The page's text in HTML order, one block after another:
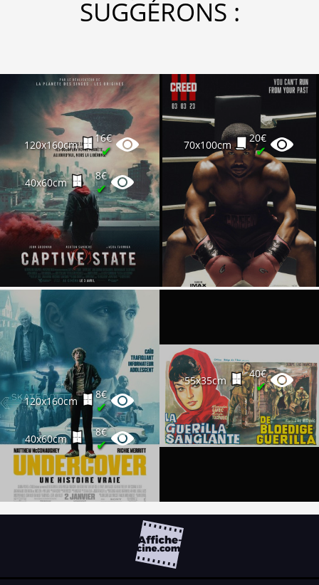
SUGGÉRONS :
120x160cm
16€
✔
40x60cm
8€
✔
70x100cm
20€
✔
120x160cm
8€
✔
40x60cm
8€
✔
55x35cm
40€
✔